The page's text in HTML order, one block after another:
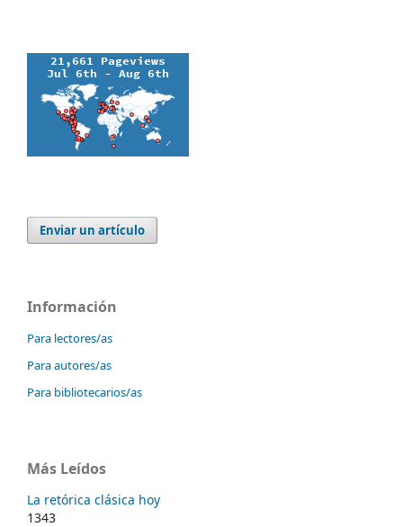
Enviar un artículo
Información
Para lectores/as
Para autores/as
Para bibliotecarios/as
Más Leídos
La retórica clásica hoy
1343